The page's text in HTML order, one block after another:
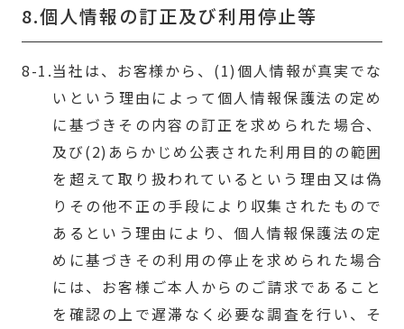
8.個人情報の訂正及び利用停止等
当社は、お客様から、(1)個人情報が真実でな
いという理由によって個人情報保護法の定め
に基づきその内容の訂正を求められた場合、
及び(2)あらかじめ公表された利用目的の範囲
を超えて取り扱われているという理由又は偽
りその他不正の手段により収集されたもので
あるという理由により、個人情報保護法の定
めに基づきその利用の停止を求められた場合
には、お客様ご本人からのご請求であること
を確認の上で遅滞なく必要な調査を行い、そ